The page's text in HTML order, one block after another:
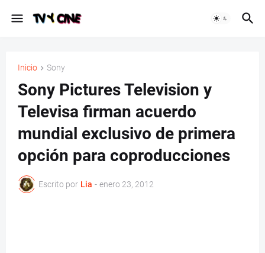
Inicio Sony
Sony Pictures Television y
Televisa firman acuerdo
mundial exclusivo de primera
opción para coproducciones
Escrito por Lia - enero 23, 2012